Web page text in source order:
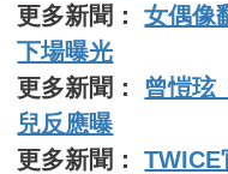
更多新聞：女偶像
下場曝光
更多新聞： 曾愷玹
兒反應曝
更多新聞：